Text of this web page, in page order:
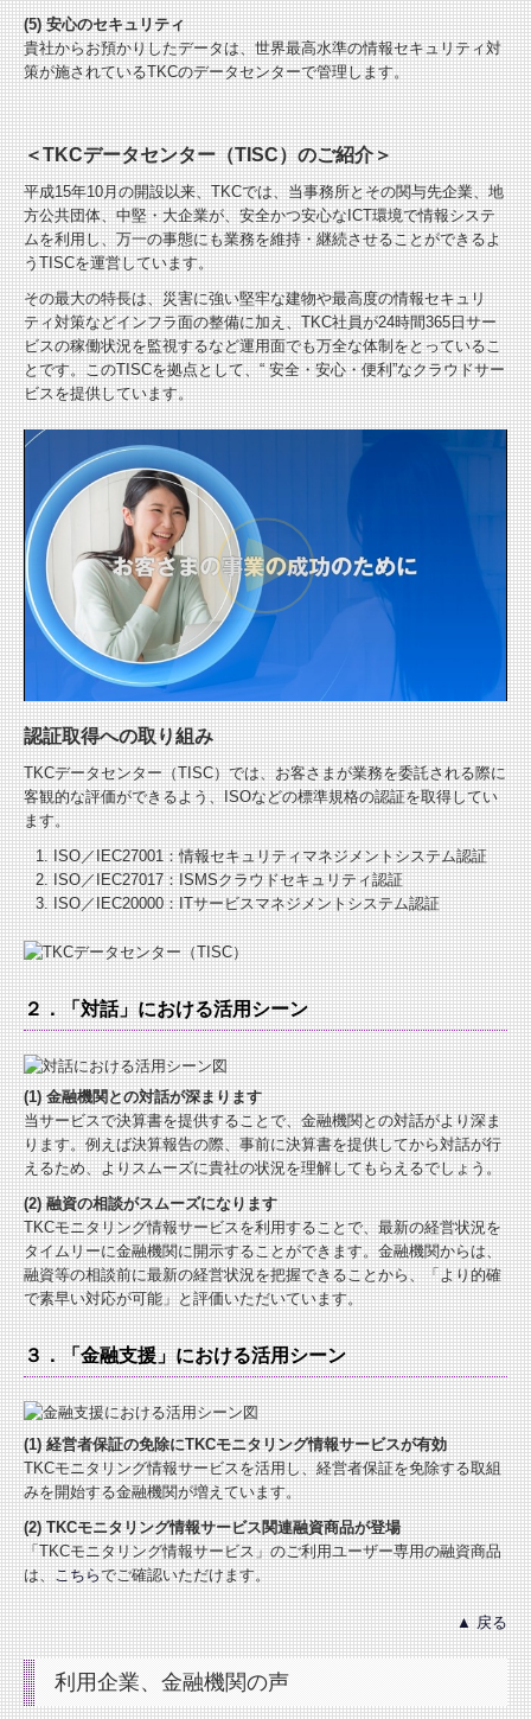
(5) 安心のセキュリティ
貴社からお預かりしたデータは、世界最高水準の情報セキュリティ対
策が施されているTKCのデータセンターで管理します。
＜TKCデータセンター（TISC）のご紹介＞
平成15年10月の開設以来、TKCでは、当事務所とその関与先企業、地
方公共団体、中堅・大企業が、安全かつ安心なICT環境で情報システ
ムを利用し、万一の事態にも業務を維持・継続させることができるよ
うTISCを運営しています。
その最大の特長は、災害に強い堅牢な建物や最高度の情報セキュリ
ティ対策などインフラ面の整備に加え、TKC社員が24時間365日サー
ビスの稼働状況を監視するなど運用面でも万全な体制をとっているこ
とです。このTISCを拠点として、“ 安全・安心・便利”なクラウドサー
ビスを提供しています。
認証取得への取り組み
TKCデータセンター（TISC）では、お客さまが業務を委託される際に
客観的な評価ができるよう、ISOなどの標準規格の認証を取得してい
ます。
ISO／IEC27001：情報セキュリティマネジメントシステム認証
ISO／IEC27017：ISMSクラウドセキュリティ認証
ISO／IEC20000：ITサービスマネジメントシステム認証
２．「対話」における活用シーン
(1) 金融機関との対話が深まります
当サービスで決算書を提供することで、金融機関との対話がより深ま
ります。例えば決算報告の際、事前に決算書を提供してから対話が行
えるため、よりスムーズに貴社の状況を理解してもらえるでしょう。
(2) 融資の相談がスムーズになります
TKCモニタリング情報サービスを利用することで、最新の経営状況を
タイムリーに金融機関に開示することができます。金融機関からは、
融資等の相談前に最新の経営状況を把握できることから、「より的確
で素早い対応が可能」と評価いただいています。
３．「金融支援」における活用シーン
(1) 経営者保証の免除にTKCモニタリング情報サービスが有効
TKCモニタリング情報サービスを活用し、経営者保証を免除する取組
みを開始する金融機関が増えています。
(2) TKCモニタリング情報サービス関連融資商品が登場
「TKCモニタリング情報サービス」のご利用ユーザー専用の融資商品
は、こちらでご確認いただけます。
▲ 戻る
利用企業、金融機関の声